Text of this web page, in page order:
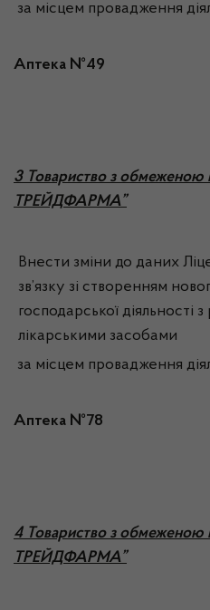
за місцем провадження
Аптека №49
3Товариство з обмеженою
ТРЕЙДФАРМА”
Внести зміни до даних
зв’язку зі створенням
господарської діяльності з
лікарськими засобами
за місцем провадження
Аптека №78
4Товариство з обмеженою
ТРЕЙДФАРМА”